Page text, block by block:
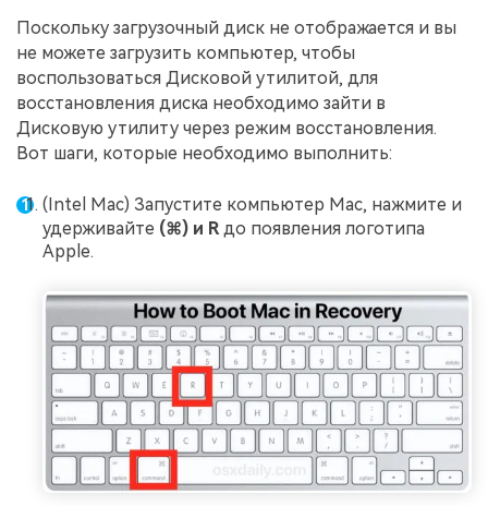
Поскольку загрузочный диск не отображается и вы
не можете загрузить компьютер, чтобы
воспользоваться Дисковой утилитой, для
восстановления диска необходимо зайти в
Дисковую утилиту через режим восстановления.
Вот шаги, которые необходимо выполнить:
(Intel Mac) Запустите компьютер Mac, нажмите и
удерживайте (⌘) и Rдо появления логотипа
Apple.